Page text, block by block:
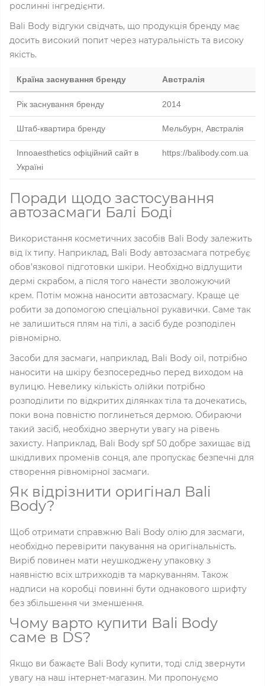
рослинні інгредієнти.
Bali Body відгуки свідчать, що продукція бренду має
досить високий попит через натуральність та високу
якість.
Країна заснування бренду Австралія
Рік заснування бренду 2014
Штаб-квартира бренду Мельбурн, Австралія
Innoaesthetics офіційний сайт в
Україні
https://balibody.com.ua
Поради щодо застосування
автозасмаги Балі Боді
Використання косметичних засобів Bali Body залежить
від їх типу. Наприклад, Bali Body автозасмага потребує
обов’язкової підготовки шкіри. Необхідно відлущити
дермі скрабом, а після того нанести зволожуючий
крем. Потім можна наносити автозасмагу. Краще це
робити за допомогою спеціальної рукавички. Саме так
не залишиться плям на тілі, а засіб буде розподілен
рівномірно.
Засоби для засмаги, наприклад, Bali Body oil, потрібно
наносити на шкіру безпосередньо перед виходом на
вулицю. Невелику кількість олійки потрібно
розподілити по відкритих ділянках тіла та дочекатись,
поки вона повністю поглинеться дермою. Обираючи
такий засіб, необхідно звернути увагу на рівень
захисту. Наприклад, Bali Body spf 50 добре захищає від
шкідливих променів сонця, але пропускає безпечні для
створення рівномірної засмаги.
Як відрізнити оригінал Bali
Body?
Щоб отримати справжню Bali Body олію для засмаги,
необхідно перевірити пакування на оригінальність.
Виріб повинен мати неушкоджену упаковку з
наявністю всіх штрихкодів та маркуванням. Також
надписи на коробці повинні бути однакового шрифту
без збільшення чи зменшення.
Чому варто купити Bali Body
саме в DS?
Якщо ви бажаєте Bali Body купити, тоді слід звернути
увагу на наш інтернет-магазин. Ми пропонуємо